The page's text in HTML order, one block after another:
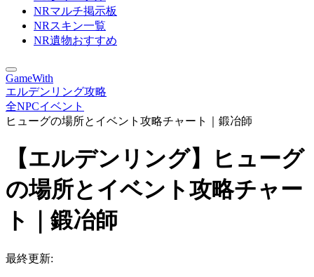
NRマルチ掲示板
NRスキン一覧
NR遺物おすすめ
GameWith
エルデンリング攻略
全NPCイベント
ヒューグの場所とイベント攻略チャート｜鍛冶師
【エルデンリング】ヒューグ
の場所とイベント攻略チャー
ト｜鍛冶師
最終更新: